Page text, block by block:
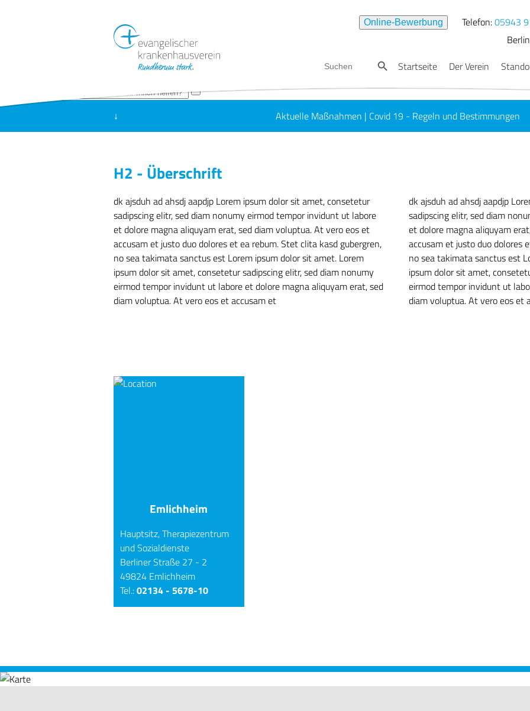
Online-Bewerbung Telefon:05943
Search
for: Startseite Der Verein
Uelsen
evangelischer krankenhausverein e.V. | Rundherum stark
↓ Aktuelle Maßnahmen | Covid 19 - Regeln und Bestimmungen
ASdk ajsduh ad ahsdj aapdjp Lorem ipsum dolor sit amet, consetetur sadipscing elitr, sed diam nonumy
takimata sanctus est Lorem ipsum dolor sit amet. Lorem ipsum dolor sit amet, consetetur sadipscing elitr,
invidunt ut labore et dolore magna aliquyam erat, sed diam voluptua. At vero eos et accusam et justo duo
H2 - Überschrift
dk ajsduh ad ahsdj aapdjp Lorem ipsum dolor sit amet, consetetur
sadipscing elitr, sed diam nonumy eirmod tempor invidunt ut labore
et dolore magna aliquyam erat, sed diam voluptua. At vero eos et
accusam et justo duo dolores et ea rebum. Stet clita kasd gubergren,
no sea takimata sanctus est Lorem ipsum dolor sit amet. Lorem
ipsum dolor sit amet, consetetur sadipscing elitr, sed diam nonumy
eirmod tempor invidunt ut labore et dolore magna aliquyam erat, sed
diam voluptua. At vero eos et accusam et
dk ajsduh ad ahsdj aapdjp
sadipscing elitr, sed diam
et dolore magna aliquyam
accusam et justo duo dolores
no sea takimata sanctus est
ipsum dolor sit amet,
eirmod tempor invidunt ut
diam voluptua. At vero eos et
Emlichheim
Hauptsitz, Therapiezentrum
und Sozialdienste
Berliner Straße 27 - 2
49824 Emlichheim
Tel.:02134 - 5678-10